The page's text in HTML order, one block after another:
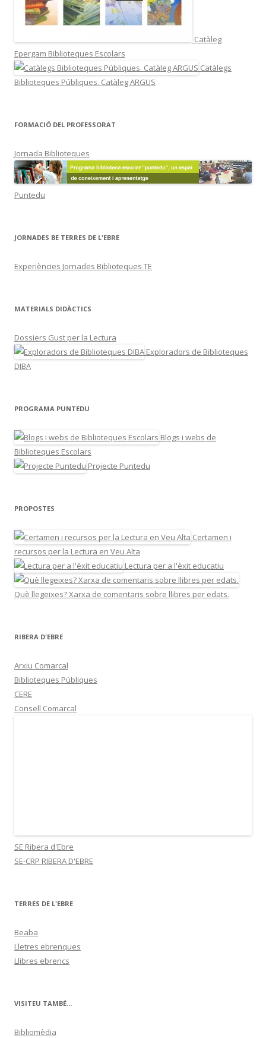
Catàleg
Epergam Biblioteques Escolars
Catàlegs
Biblioteques Públiques. Catàleg ARGUS
FORMACIÓ DEL PROFESSORAT
Jornada Biblioteques
Puntedu
JORNADES BE TERRES DE L'EBRE
Experiències Jornades Biblioteques TE
MATERIALS DIDÀCTICS
Dossiers Gust per la Lectura
Exploradors de Biblioteques
DIBA
PROGRAMA PUNTEDU
Blogs i webs de
Biblioteques Escolars
Projecte Puntedu
PROPOSTES
Certamen i
recursos per la Lectura en Veu Alta
Lectura per a l'èxit educatiu
Què llegeixes? Xarxa de comentaris sobre llibres per edats.
RIBERA D'EBRE
Arxiu Comarcal
Biblioteques Públiques
CERE
Consell Comarcal
SE Ribera d'Ebre
SE-CRP RIBERA D'EBRE
TERRES DE L'EBRE
Beaba
Lletres ebrenques
Llibres ebrencs
VISITEU TAMBÉ...
Bibliomèdia